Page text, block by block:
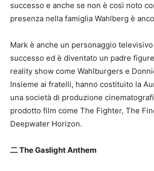
successo e anche se non è così noto
presenza nella famiglia Wahlberg è
Mark è anche un personaggio
successo ed è diventato un padre
reality show come Wahlburgers e
Insieme ai fratelli, hanno costituito la
una società di produzione
prodotto film come The Fighter, The
Deepwater Horizon.
二 The Gaslight Anthem